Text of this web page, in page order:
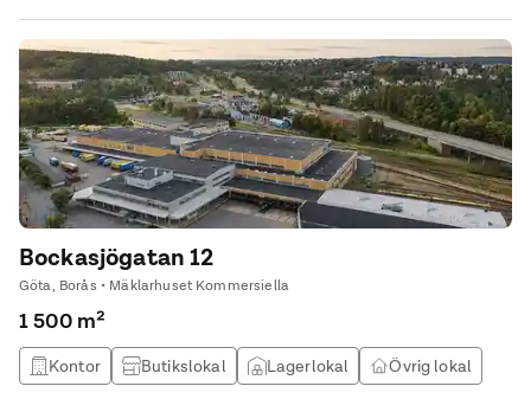
Bockasjögatan 12
Göta, Borås • Mäklarhuset Kommersiella
1 500 m²
Kontor Butikslokal Lagerlokal Övrig lokal